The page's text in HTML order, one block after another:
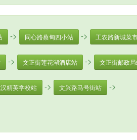
-> 同心路蔡甸四小站 -> 工农路新城菜
-> 文正街莲花湖酒店站 -> 文正街邮政
精英学校站 -> 文兴路马号街站 ->